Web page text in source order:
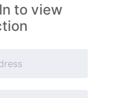
to view